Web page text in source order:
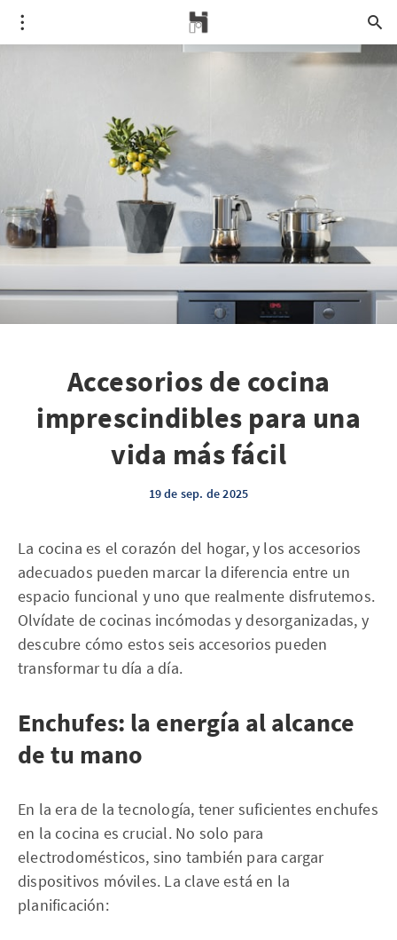
Accesorios de cocina
imprescindibles para una
vida más fácil
19 de sep. de 2025
La cocina es el corazón del hogar, y los accesorios
adecuados pueden marcar la diferencia entre un
espacio funcional y uno que realmente disfrutemos.
Olvídate de cocinas incómodas y desorganizadas, y
descubre cómo estos seis accesorios pueden
transformar tu día a día.
Enchufes: la energía al alcance
de tu mano
En la era de la tecnología, tener suficientes enchufes
en la cocina es crucial. No solo para
electrodomésticos, sino también para cargar
dispositivos móviles. La clave está en la
planificación: